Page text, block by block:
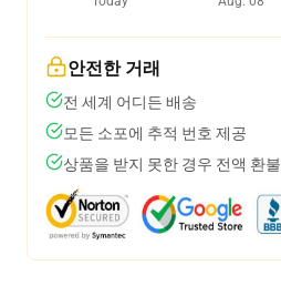
안전한 거래
전 세계 어디든 배송
모든 소포에 추적 번호 제공
상품을 받지 못한 경우 전액 환불